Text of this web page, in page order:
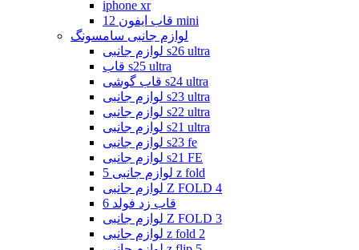
iphone xr
قاب ایفون 12 mini
لوازم جانبی سامسونگ
لوازم جانبی s26 ultra
قاب s25 ultra
قاب گوشی s24 ultra
لوازم جانبی s23 ultra
لوازم جانبی s22 ultra
لوازم جانبی s21 ultra
لوازم جانبی s23 fe
لوازم جانبی s21 FE
لوازم جانبی 5 z fold
لوازم جانبی Z FOLD 4
قاب زد فولد 6
لوازم جانبی Z FOLD 3
لوازم جانبی z fold 2